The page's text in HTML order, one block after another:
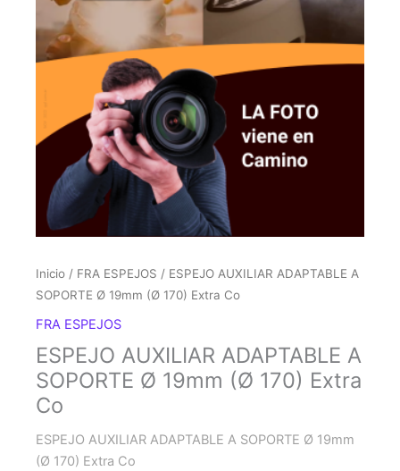
Inicio / FRA ESPEJOS / ESPEJO AUXILIAR ADAPTABLE A
SOPORTE Ø 19mm (Ø 170) Extra Co
FRA ESPEJOS
ESPEJO AUXILIAR ADAPTABLE A
SOPORTE Ø 19mm (Ø 170) Extra
Co
ESPEJO AUXILIAR ADAPTABLE A SOPORTE Ø 19mm
(Ø 170) Extra Co